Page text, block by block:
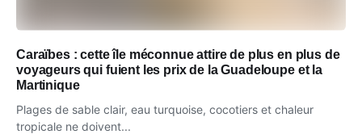
Caraïbes : cette île méconnue attire de plus en plus de
voyageurs qui fuient les prix de la Guadeloupe et la
Martinique
Plages de sable clair, eau turquoise, cocotiers et chaleur
tropicale ne doivent...